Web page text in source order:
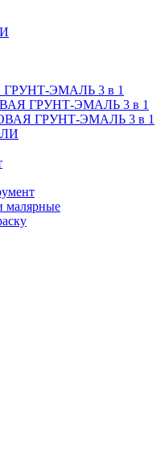
ЭМАЛЬ 3 в 1
ГРУНТ-ЭМАЛЬ 3 в 1
ГРУНТ-ЭМАЛЬ 3 в 1
малярные